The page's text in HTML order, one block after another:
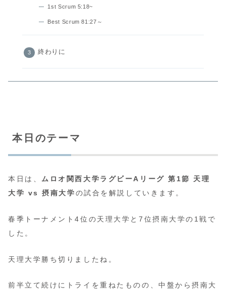
1st Scrum 5:18~
Best Scrum 81:27～
終わりに
本日のテーマ
本日は、 ムロオ関西大学ラグビーAリーグ 第1節 天理
大学 vs 摂南大学の試合を解説していきます。
春季トーナメント4位の天理大学と7位摂南大学の1戦で
した。
天理大学勝ち切りましたね。
前半立て続けにトライを重ねたものの、中盤から摂南大